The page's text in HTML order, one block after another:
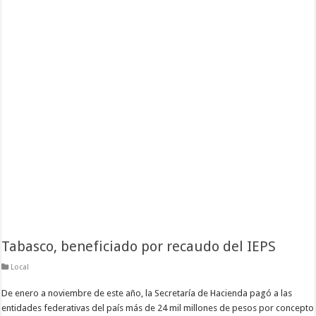
Tabasco, beneficiado por recaudo del IEPS
Local
De enero a noviembre de este año, la Secretaría de Hacienda pagó a las
entidades federativas del país más de 24 mil millones de pesos por concepto